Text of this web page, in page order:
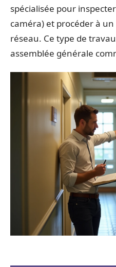
spécialisée pour
caméra) et procéder à
réseau. Ce type de
assemblée générale